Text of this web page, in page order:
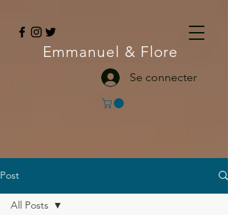
Emmanuel & Flore
Se connecter
Post
All Posts